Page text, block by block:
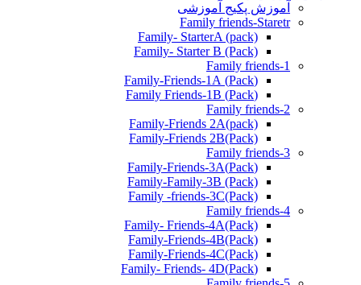
آموزش پکیج آموزشی
Family friends-Staretr
Family- StarterA (pack)
Family- Starter B (Pack)
Family friends-1
(Pack) Family-Friends-1A
(Pack) Family Friends-1B
Family friends-2
Family-Friends 2A(pack)
Family-Friends 2B(Pack)
Family friends-3
(Pack)Family-Friends-3A
Family-Family-3B (Pack)
Family -friends-3C(Pack)
Family friends-4
Family- Friends-4A(Pack)
Family-Friends-4B(Pack)
Family-Friends-4C(Pack)
(Pack)Family- Friends- 4D